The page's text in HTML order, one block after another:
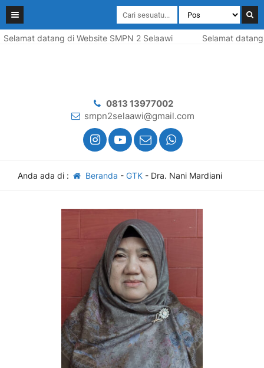
datang di Website SMPN 2 Selaawi Selamat datang
0813 13977002
smpn2selaawi@gmail.com
Anda ada di : Beranda - GTK- Dra. Nani Mardiani